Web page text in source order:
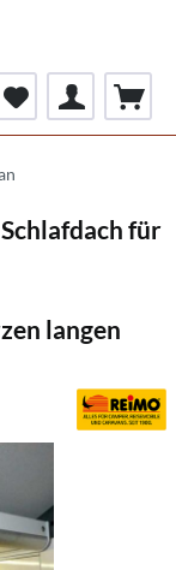
für
langen